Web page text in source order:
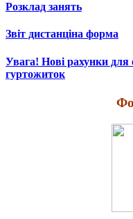
Розклад занять
Звіт дистанціна форма
Увага! Нові рахунки для
гуртожиток